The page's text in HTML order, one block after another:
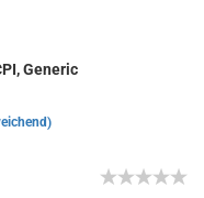
Generic